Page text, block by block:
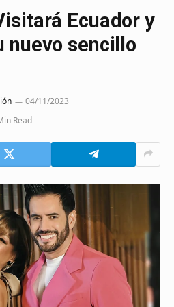
Ecuador y
nuevo sencillo
04/11/2023
Read